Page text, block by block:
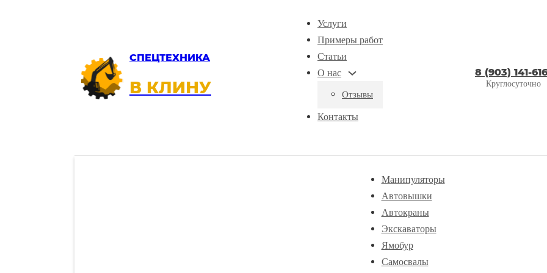
СПЕЦТЕХНИКА
В КЛИНУ
Услуги
Примеры работ
Статьи
О нас
Отзывы
Контакты
8 (903) 141-
Круглосуточно
Манипуляторы
Автовышки
Автокраны
Экскаваторы
Ямобур
Самосвалы